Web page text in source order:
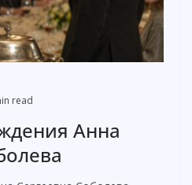
read
Анна